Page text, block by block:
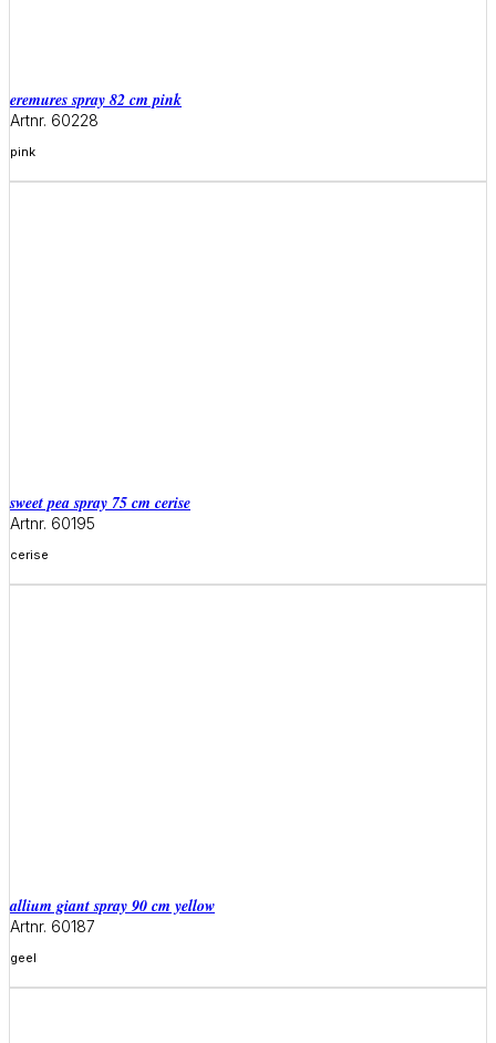
eremures spray 82 cm pink
Artnr. 60228
pink
Meer informatie
sweet pea spray 75 cm cerise
Artnr. 60195
cerise
allium giant spray 90 cm yellow
Artnr. 60187
geel
Meer informatie